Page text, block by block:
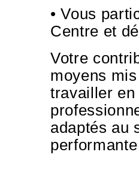
• Vous
Centre et
Votre
moyens
travailler
adaptés au